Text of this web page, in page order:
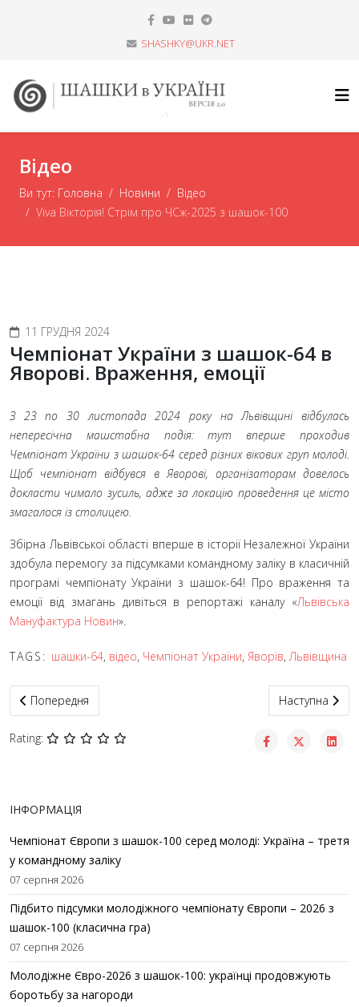
SHASHKY@UKR.NET
Відео
Ви тут: Головна Новини
Відео
Viva Вікторія! Стрім про ЧСж-2025 з шашок-100
11 ГРУДНЯ 2024
Чемпіонат України з шашок-64 в
Яворові. Враження, емоції
З 23 по 30 листопада 2024 року на Львівщині відбулась
непересічна машстабна подія: тут вперше проходив
Чемпіонат України з шашок-64 серед різних вікових груп молоді.
Щоб чемпіонат відбувся в Яворові, організаторам довелось
докласти чимало зусиль, адже за локацію проведення це місто
змагалося із столицею.
Збірна Львівської області вперше в історії Незалежної України
здобула перемогу за підсумками командному заліку в класичній
програмі чемпіонату України з шашок-64! Про враження та
емоції від змагань дивіться в репортажі каналу «Львівська
Мануфактура Новин».
TAGS: шашки-64, відео, Чемпіонат України, Яворів,Львівщина
Попередня стаття: Фінал Чемпіонату з шашок-64
Попередня Наступна
Наступна
Rating:
ІНФОРМАЦІЯ
Чемпіонат Європи з шашок-100 серед молоді: Україна – третя
у командному заліку
07 серпня 2026
Підбито підсумки молодіжного чемпіонату Європи – 2026 з
шашок-100 (класична гра)
07 серпня 2026
Молодіжне Євро-2026 з шашок-100: українці продовжують
боротьбу за нагороди